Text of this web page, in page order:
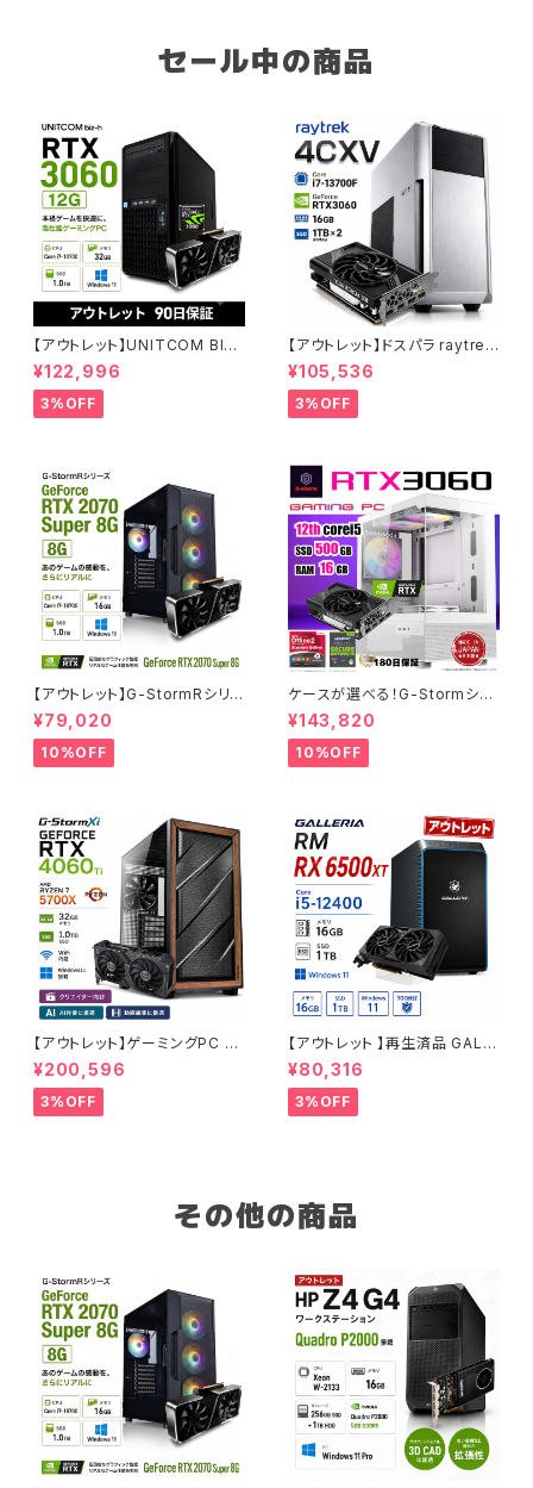
セール中の商品
【アウトレット】UNITCOM BIZ-
H RTX 3060 Core i7-1070
0 メモリ32GB SSD1TB ゲーミ
ングPC アウトレット プロ仕様 9
0日保証
¥122,996
3%OFF
【アウトレット】ドスパラ raytrek
4CXV RTX3060 Core i7-13
700F メモリ16GB SSD1TBx2
クリエイターPC 1点限り 90日
保証
¥105,536
3%OFF
【アウトレット】G-StormRシリ
ーズ GeForce RTX 2070 Su
per Core i7-8700 16GBメモ
リ SSD1.0TB Windows11 ゲ
ーミングPC 90日保証
¥79,020
10%OFF
ケースが選べる！G-Stormシリ
ーズ ゲーミングPC 人気のRTX
4060 3060 12G搭載 デスクト
ップPC タワー型 第12世代 CP
U Core i5-12400 - 16GBメ
¥143,820
10%OFF
【アウトレット】ゲーミングPC 未
使用品 RTX4060Ti Ryzen7
5700X メモリ32GB SSD1TB
AI 動画編集 90日保証 G-Stor
m
¥200,596
3%OFF
【アウトレット 】再生済品 GALL
ERIA RM RX 6500XT Core i
5-12400 メモリ16GB SSD1T
B ゲーミングPC 整備済み品 9
0日保証
¥80,316
3%OFF
その他の商品